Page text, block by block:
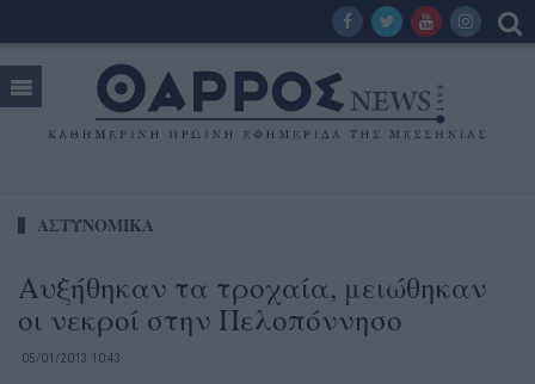
ΑΣΤΥΝΟΜΙΚΑ
Αυξήθηκαν τα τροχαία, μειώθηκαν
οι νεκροί στην Πελοπόννησο
05/01/2013 10:43